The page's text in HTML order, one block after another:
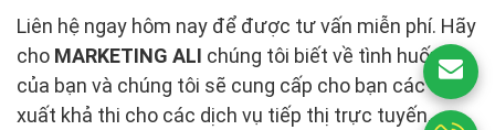
Liên hệ ngay hôm nay để được tư vấn miễn phí. Hãy
cho MARKETING ALI chúng tôi biết về tình huống
của bạn và chúng tôi sẽ cung cấp cho bạn các đề
xuất khả thi cho các dịch vụ tiếp thị trực tuyến.